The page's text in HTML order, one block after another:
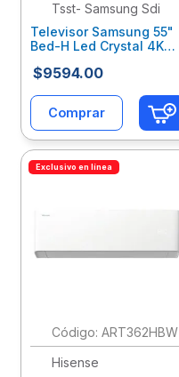
Tsst- Samsung Sdi
Televisor Samsung 55"
Bed-H Led Crystal 4K
Smarthdmi/Lan/Wifi 3
Saeteeab233
$9594.00
Comprar
Exclusivo en línea
: ART362HBW
Hisense